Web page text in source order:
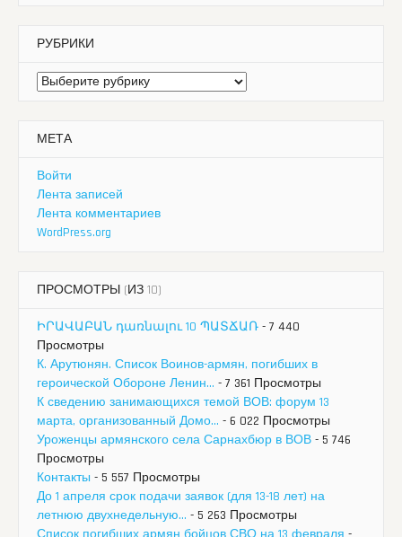
РУБРИКИ
Рубрики
МЕТА
Войти
Лента записей
Лента комментариев
WordPress.org
ПРОСМОТРЫ (ИЗ 10)
ԻՐԱՎԱԲԱՆ դառնալու 10 ՊԱՏՃԱՌ - 7 440
Просмотры
К. Арутюнян. Список Воинов-армян, погибших в
героической Обороне Ленин... - 7 361 Просмотры
К сведению занимающихся темой ВОВ: форум 13
марта, организованный Домо... - 6 022 Просмотры
Уроженцы армянского села Сарнахбюр в ВОВ - 5 746
Просмотры
Контакты - 5 557 Просмотры
До 1 апреля срок подачи заявок (для 13-18 лет) на
летнюю двухнедельную... - 5 263 Просмотры